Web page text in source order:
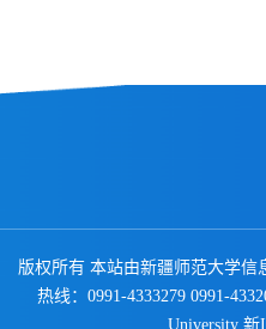
版权所有 本站由新疆师范大学信
热线：0991-4333279 0991-
University 新